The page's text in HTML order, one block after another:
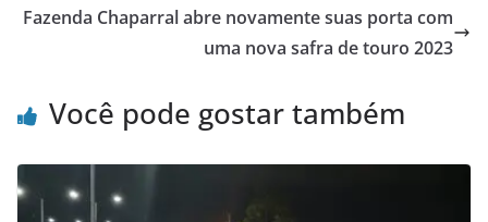
Fazenda Chaparral abre novamente suas porta com
uma nova safra de touro 2023
Você pode gostar também